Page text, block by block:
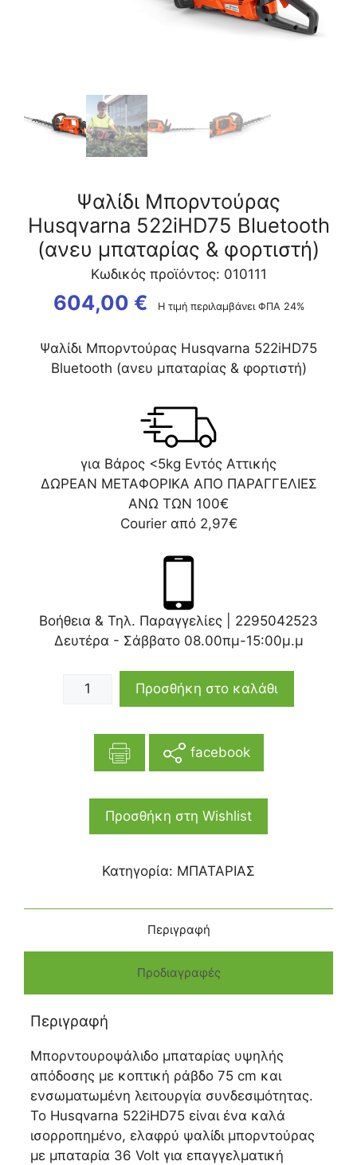
Ψαλίδι Μπορντούρας
Husqvarna 522iHD75 Bluetooth
(ανευ μπαταρίας & φορτιστή)
Κωδικός προϊόντος: 010111
604,00 € Η τιμή περιλαμβάνει ΦΠΑ 24%
Ψαλίδι Μπορντούρας Husqvarna 522iHD75
Bluetooth (ανευ μπαταρίας & φορτιστή)
για Βάρος <5kg Εντός Αττικής
ΔΩΡΕΑΝ ΜΕΤΑΦΟΡΙΚΑ ΑΠΟ ΠΑΡΑΓΓΕΛΙΕΣ
ΑΝΩ ΤΩΝ 100€
Courier από 2,97€
Βοήθεια & Τηλ. Παραγγελίες | 2295042523
Δευτέρα - Σάββατο 08.00πμ-15:00μ.μ
Προσθήκη στο καλάθι
facebook
Προσθήκη στη Wishlist
Κατηγορία: ΜΠΑΤΑΡΙΑΣ
Περιγραφή
Προδιαγραφές
Περιγραφή
Μπορντουροψάλιδο μπαταρίας υψηλής
απόδοσης με κοπτική ράβδο 75 cm και
ενσωματωμένη λειτουργία συνδεσιμότητας.
Το Husqvarna 522iHD75 είναι ένα καλά
ισορροπημένο, ελαφρύ ψαλίδι μπορντούρας
με μπαταρία 36 Volt για επαγγελματική